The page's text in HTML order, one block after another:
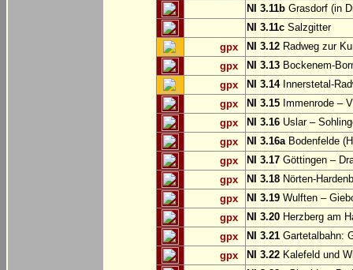
NI 3.11b Grasdorf (in
NI 3.11c Salzgitter
gpx
NI 3.12 Radweg zur
gpx
NI 3.13 Bockenem-
gpx
NI 3.14Innerstetal-
gpx
NI 3.15 Immenrode –
gpx
NI 3.16 Uslar –
gpx
NI 3.16aBodenfelde
gpx
NI 3.17 Göttingen –
gpx
NI 3.18 Nörten-
gpx
NI 3.19 Wulften –
gpx
NI 3.20 Herzberg am
gpx
NI 3.21 Gartetalbahn:
gpx
NI 3.22 Kalefeld und